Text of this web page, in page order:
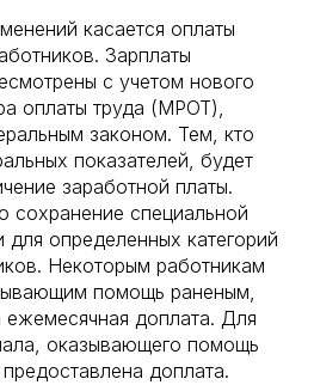
касается оплаты
Зарплаты
с учетом нового
оплаты труда (МРОТ),
законом. Тем, кто
показателей, будет
заработной платы.
сохранение специальной
определенных категорий
Некоторым работникам
помощь раненым,
ежемесячная доплата. Для
оказывающего помощь
доплата.